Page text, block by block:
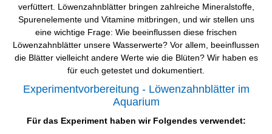
verfüttert. Löwenzahnblätter bringen zahlreiche Mineralstoffe,
Spurenelemente und Vitamine mitbringen, und wir stellen uns
eine wichtige Frage: Wie beeinflussen diese frischen
Löwenzahnblätter unsere Wasserwerte? Vor allem, beeinflussen
die Blätter vielleicht andere Werte wie die Blüten? Wir haben es
für euch getestet und dokumentiert.
Experimentvorbereitung - Löwenzahnblätter im
Aquarium
Für das Experiment haben wir Folgendes verwendet: